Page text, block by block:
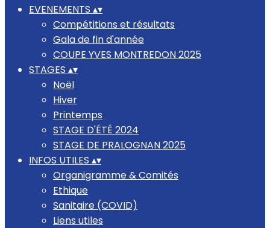
EVENEMENTS ▴▾
Compétitions et résultats
Gala de fin d'année
COUPE YVES MONTREDON 2025
STAGES ▴▾
Noël
Hiver
Printemps
STAGE D'ÉTÉ 2024
STAGE DE PRALOGNAN 2025
INFOS UTILES ▴▾
Organigramme & Comités
Ethique
Sanitaire (COVID)
Liens utiles